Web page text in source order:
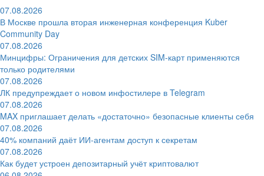
07.08.2026
В Москве прошла вторая инженерная конференция Kuber
Community Day
07.08.2026
Минцифры: Ограничения для детских SIM-карт применяются
только родителями
07.08.2026
ЛК предупреждает о новом инфостилере в Telegram
07.08.2026
MAX приглашает делать «достаточно» безопасные клиенты себя
07.08.2026
40% компаний даёт ИИ‑агентам доступ к секретам
07.08.2026
Как будет устроен депозитарный учёт криптовалют